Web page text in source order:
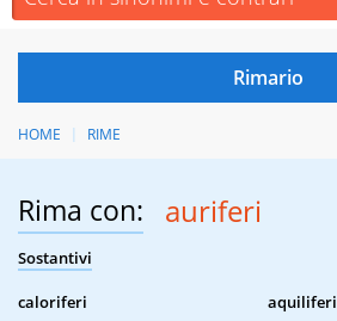
HOME RIME
Rima con: auriferi
Sostantivi
caloriferi
aquiliferi